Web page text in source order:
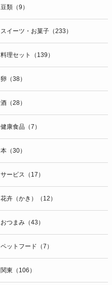
豆類（9）
スイーツ・お菓子（233）
料理セット（139）
卵（38）
酒（28）
健康食品（7）
本（30）
サービス（17）
花卉（かき）（12）
おつまみ（43）
ペットフード（7）
関東（106）